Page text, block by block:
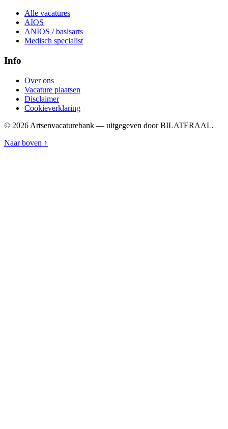
Alle vacatures
AIOS
ANIOS / basisarts
Medisch specialist
Info
Over ons
Vacature plaatsen
Disclaimer
Cookieverklaring
© 2026 Artsenvacaturebank — uitgegeven door BILATERAAL.
Naar boven ↑